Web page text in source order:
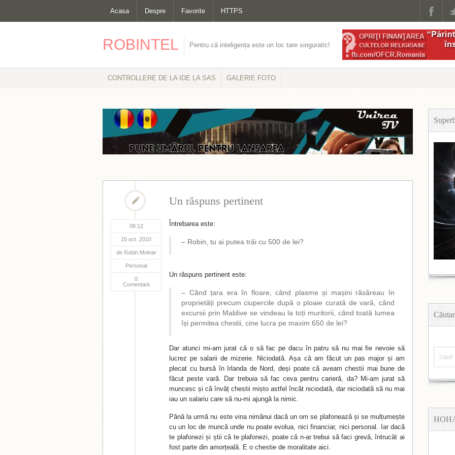
Acasa Despre Favorite HTTPS
ROBINTEL Pentru că inteligența este un loc tare singuratic!
CONTROLLERE DE LA IDE LA SAS GALERIE FOTO
08:12
15 oct. 2010
de Robin Molnar
Personal
0
Comentarii
Un răspuns pertinent
Întrebarea este:
– Robin, tu ai putea trăi cu 500 de lei?
Un răspuns pertinent este:
– Când țara era în floare, când plasme și mașini răsăreau în
proprietăți precum ciupercile după o ploaie curată de vară, când
excursii prin Maldive se vindeau la toți muritorii, când toată lumea
își permitea chestii, cine lucra pe maxim 650 de lei?
Dar atunci mi-am jurat că o să fac pe dacu în patru să nu mai fie nevoie să
lucrez pe salarii de mizerie. Niciodată. Așa că am făcut un pas major și am
plecat cu bursă în Irlanda de Nord, deși poate că aveam chestii mai bune de
făcut peste vară. Dar trebuia să fac ceva pentru carieră, da? Mi-am jurat să
muncesc și că învăț chestii mișto astfel încât niciodată, dar niciodată să nu mai
iau un salariu care să nu-mi ajungă la nimic.
Până la urmă nu este vina nimănui dacă un om se plafonează și se mulțumește
cu un loc de muncă unde nu poate evolua, nici financiar, nici personal. Iar dacă
te plafonezi și știi că te plafonezi, poate că n-ar trebui să faci grevă, întrucât ai
fost parte din amorțeală. E o chestie de moralitate aici.